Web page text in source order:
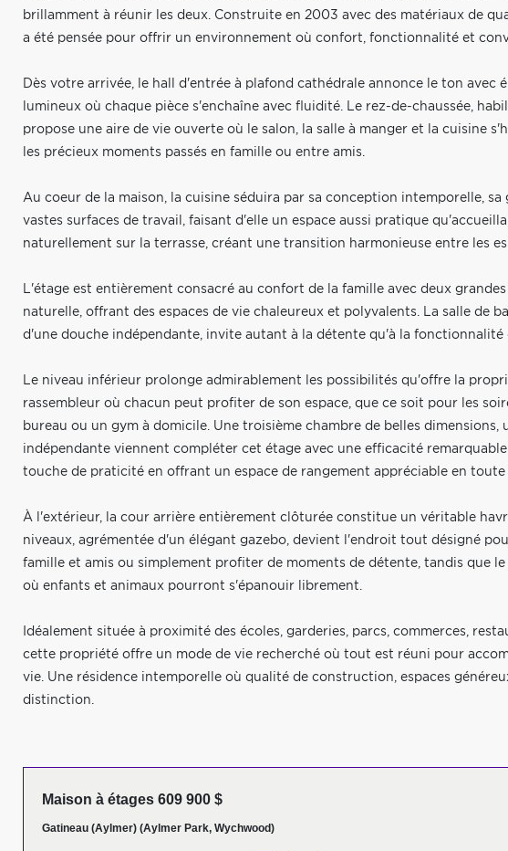
brillamment à réunir les deux. Construite en 2003 avec des matériaux de
a été pensée pour offrir un environnement où confort, fonctionnalité et
Dès votre arrivée, le hall d'entrée à plafond cathédrale annonce le ton avec
lumineux où chaque pièce s'enchaîne avec fluidité. Le rez-de-chaussée,
propose une aire de vie ouverte où le salon, la salle à manger et la cuisine
les précieux moments passés en famille ou entre amis.
Au coeur de la maison, la cuisine séduira par sa conception intemporelle,
vastes surfaces de travail, faisant d'elle un espace aussi pratique
naturellement sur la terrasse, créant une transition harmonieuse entre les
L'étage est entièrement consacré au confort de la famille avec deux
naturelle, offrant des espaces de vie chaleureux et polyvalents. La salle de
d'une douche indépendante, invite autant à la détente qu'à la fonctionnalité
Le niveau inférieur prolonge admirablement les possibilités qu'offre la
rassembleur où chacun peut profiter de son espace, que ce soit pour les
bureau ou un gym à domicile. Une troisième chambre de belles dimensions,
indépendante viennent compléter cet étage avec une efficacité
touche de praticité en offrant un espace de rangement appréciable en toute
À l'extérieur, la cour arrière entièrement clôturée constitue un véritable
niveaux, agrémentée d'un élégant gazebo, devient l'endroit tout désigné
famille et amis ou simplement profiter de moments de détente, tandis que
où enfants et animaux pourront s'épanouir librement.
Idéalement située à proximité des écoles, garderies, parcs, commerces,
cette propriété offre un mode de vie recherché où tout est réuni pour
vie. Une résidence intemporelle où qualité de construction, espaces
distinction.
Maison à étages 609 900 $
Gatineau (Aylmer) (Aylmer Park, Wychwood)